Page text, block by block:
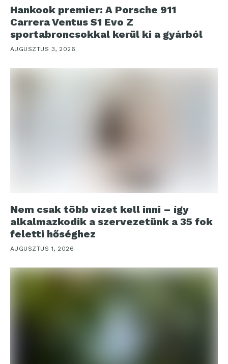
Hankook premier: A Porsche 911
Carrera Ventus S1 Evo Z
sportabroncsokkal kerül ki a gyárból
AUGUSZTUS 3, 2026
Nem csak több vizet kell inni – így
alkalmazkodik a szervezetünk a 35 fok
feletti hőséghez
AUGUSZTUS 1, 2026